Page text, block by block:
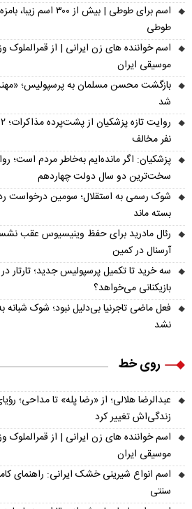
اسم برای طوطی | بیش
طوطی
اسم خواننده های زن ایرانی | از
موسیقی ایران
بازگشت محسن مسلمان به پرسپولیس؛
شد
نفر مخالف
پزشکیان: اگر مانده‌ایم به‌خاطر مردم است؛
سخت‌ترین دو سال دولت چهاردهم
شوک رسمی به استقلال؛ سومین درخواست رد
بسته ماند
رئال مادرید برای حفظ وینیسیوس عقب
آرسنال در کمین
سه خرید تا تکمیل پرسپولیس جدید؛ تارتار
بازیکنانی می‌خواهد؟
فعل ماضی تاجرنیا بی‌دلیل نبود؛ شوک شبانه
نشد
روی خط
عبدالرضا هلالی؛ از «رضا پله» تا مداحی؛
زندگی‌اش تغییر کرد
اسم خواننده های زن ایرانی | از
موسیقی ایران
اسم انواع شیرینی خشک ایرانی: راهنمای
سنتی